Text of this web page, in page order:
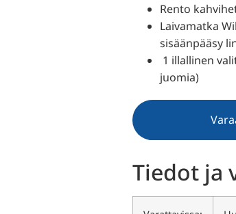
Rento
Laivamatka
sisäänpääsy
1 illallinen
juomia)
Tiedot ja